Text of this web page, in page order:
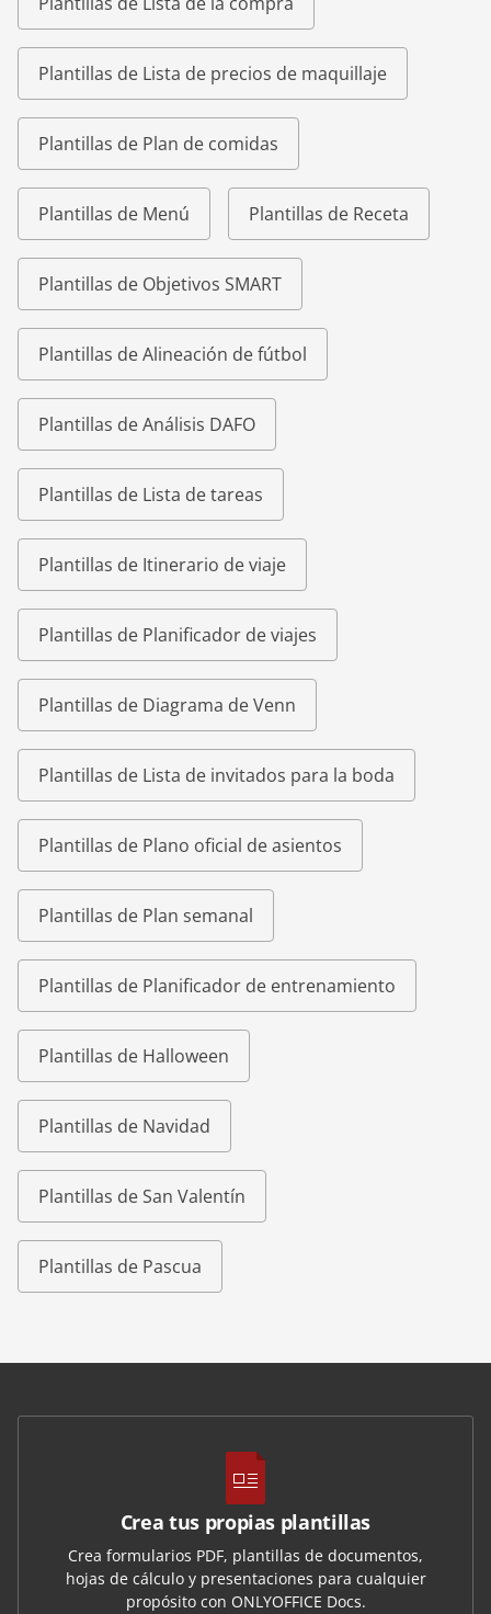
Plantillas de Lista de precios de maquillaje
Plantillas de Plan de comidas
Plantillas de Menú Plantillas de Receta
Plantillas de Objetivos SMART
Plantillas de Alineación de fútbol
Plantillas de Análisis DAFO
Plantillas de Lista de tareas
Plantillas de Itinerario de viaje
Plantillas de Planificador de viajes
Plantillas de Diagrama de Venn
Plantillas de Lista de invitados para la boda
Plantillas de Plano oficial de asientos
Plantillas de Plan semanal
Plantillas de Planificador de entrenamiento
Plantillas de Halloween
Plantillas de Navidad
Plantillas de San Valentín
Plantillas de Pascua
Crea tus propias plantillas
Crea formularios PDF, plantillas de documentos,
hojas de cálculo y presentaciones para cualquier
propósito con ONLYOFFICE Docs.